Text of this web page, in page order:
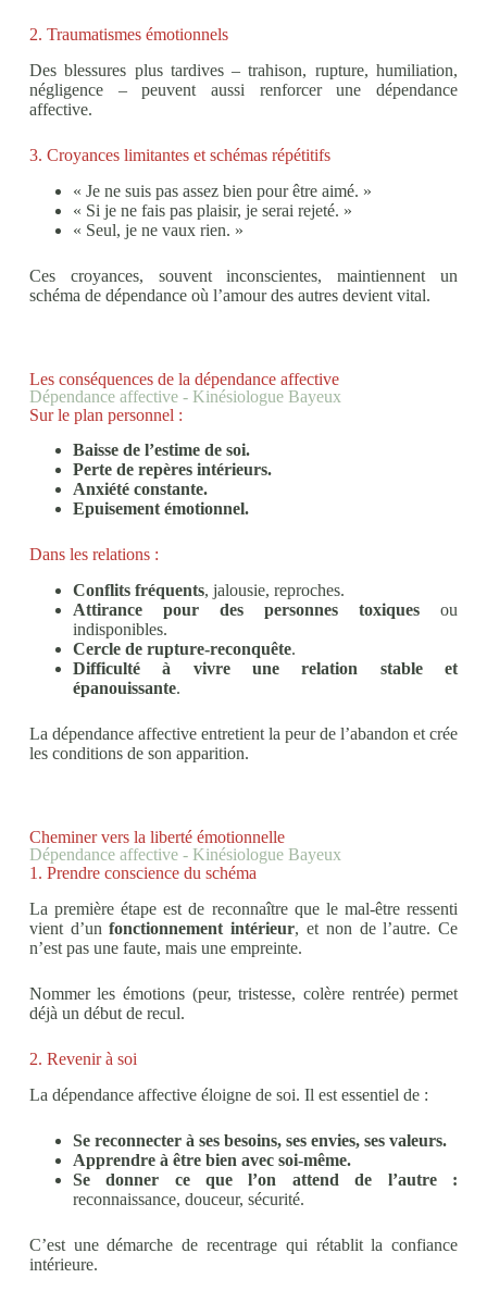
2. Traumatismes émotionnels
Des blessures plus tardives – trahison, rupture, humiliation,
négligence – peuvent aussi renforcer une dépendance
affective.
3. Croyances limitantes et schémas répétitifs
« Je ne suis pas assez bien pour être aimé. »
« Si je ne fais pas plaisir, je serai rejeté. »
« Seul, je ne vaux rien. »
Ces croyances, souvent inconscientes, maintiennent un
schéma de dépendance où l’amour des autres devient vital.
Les conséquences de la dépendance affective
Dépendance affective - Kinésiologue Bayeux
Sur le plan personnel :
Baisse de l’estime de soi.
Perte de repères intérieurs.
Anxiété constante.
Epuisement émotionnel.
Dans les relations :
Conflits fréquents, jalousie, reproches.
Attirance pour des personnes toxiques ou
indisponibles.
Cercle de rupture-reconquête.
Difficulté à vivre une relation stable et
épanouissante.
La dépendance affective entretient la peur de l’abandon et crée
les conditions de son apparition.
Cheminer vers la liberté émotionnelle
Dépendance affective - Kinésiologue Bayeux
1. Prendre conscience du schéma
La première étape est de reconnaître que le mal-être ressenti
vient d’unfonctionnement intérieur, et non de l’autre. Ce
n’est pas une faute, mais une empreinte.
Nommer les émotions (peur, tristesse, colère rentrée) permet
déjà un début de recul.
2. Revenir à soi
La dépendance affective éloigne de soi. Il est essentiel de :
Se reconnecter à ses besoins, ses envies, ses valeurs.
Apprendre à être bien avec soi-même.
Se donner ce que l’on attend de l’autre :
reconnaissance, douceur, sécurité.
C’est une démarche de recentrage qui rétablit la confiance
intérieure.